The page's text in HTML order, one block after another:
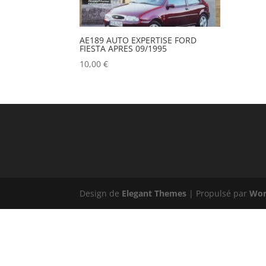
AE189 AUTO EXPERTISE FORD
FIESTA APRES 09/1995
10,00€
Design de Elegant Themes | Propulsé par